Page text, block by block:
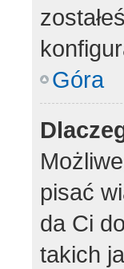
Góra
pisać
da Ci
takich